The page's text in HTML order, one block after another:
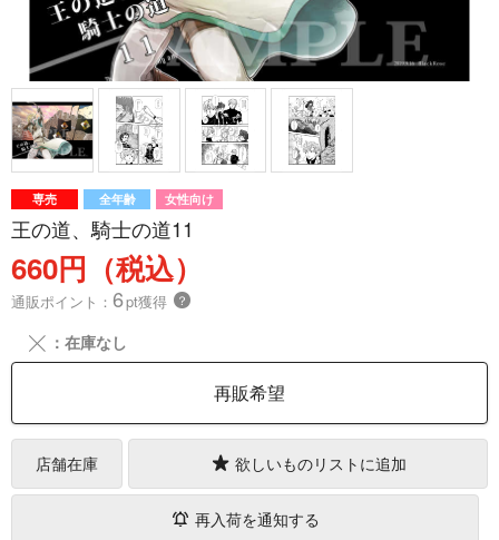
専売 全年齢 女性向け
王の道、騎士の道11
660円（税込）
通販ポイント： 6pt獲得 ？
╳ ：在庫なし
再販希望
店舗在庫 欲しいものリストに追加
再入荷を通知する